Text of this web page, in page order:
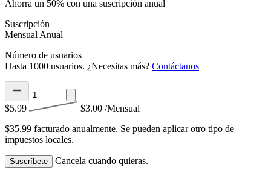
Ahorra un 50% con una suscripción anual
Suscripción
Mensual Anual
Número de usuarios
Hasta 1000 usuarios. ¿Necesitas más? Contáctanos
$5.99 $3.00 /Mensual
$35.99 facturado anualmente. Se pueden aplicar otro tipo de
impuestos locales.
Suscríbete Cancela cuando quieras.